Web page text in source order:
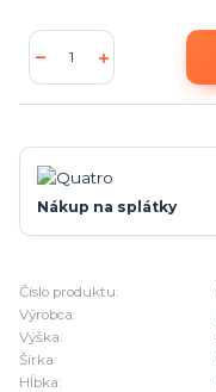
Nákup na splátky
Číslo produktu:
Výrobca:
Výška:
Šírka:
Hĺbka: